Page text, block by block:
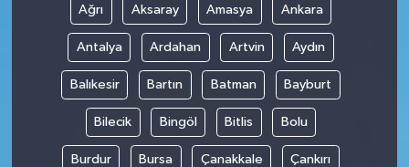
Ağrı Aksaray Amasya Ankara
Antalya Ardahan Artvin Aydın
Balıkesir Bartın Batman Bayburt
Bilecik Bingöl Bitlis Bolu
Burdur Bursa Çanakkale Çankırı